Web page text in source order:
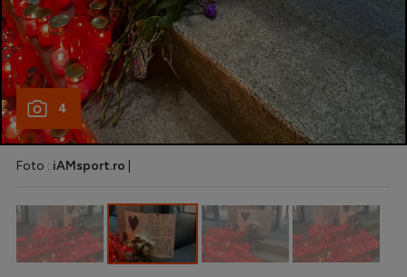
Intră în cont
Creează cont
4
Foto : iAMsport.ro